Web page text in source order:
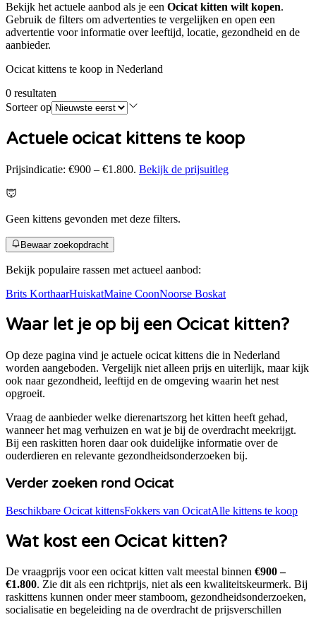
Bekijk het actuele aanbod als je een Ocicat kitten wilt kopen.
Gebruik de filters om advertenties te vergelijken en open een
advertentie voor informatie over leeftijd, locatie, gezondheid en de
aanbieder.
Ocicat kittens te koop in Nederland
0 resultaten
Sorteer op
Actuele ocicat kittens te koop
Prijsindicatie: €900 – €1.800. Bekijk de prijsuitleg
Geen kittens gevonden met deze filters.
Bewaar zoekopdracht
Bekijk populaire rassen met actueel aanbod:
Brits KorthaarHuiskatMaine CoonNoorse Boskat
Waar let je op bij een Ocicat kitten?
Op deze pagina vind je actuele ocicat kittens die in Nederland
worden aangeboden. Vergelijk niet alleen prijs en uiterlijk, maar kijk
ook naar gezondheid, leeftijd en de omgeving waarin het nest
opgroeit.
Vraag de aanbieder welke dierenartszorg het kitten heeft gehad,
wanneer het mag verhuizen en wat je bij de overdracht meekrijgt.
Bij een raskitten horen daar ook duidelijke informatie over de
ouderdieren en relevante gezondheidsonderzoeken bij.
Verder zoeken rond Ocicat
Beschikbare Ocicat kittensFokkers van OcicatAlle kittens te koop
Wat kost een Ocicat kitten?
De vraagprijs voor een ocicatkitten valt meestal binnen €900 –
€1.800. Zie dit als een richtprijs, niet als een kwaliteitskeurmerk. Bij
raskittens kunnen onder meer stamboom, gezondheidsonderzoeken,
socialisatie en begeleiding na de overdracht de prijsverschillen